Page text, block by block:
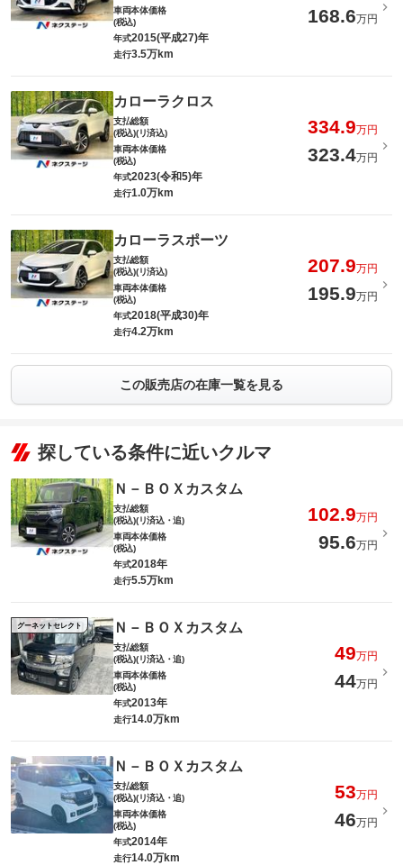
車両本体価格
(税込)
168.6万円
年式2015(平成27)年
走行3.5万km
カローラクロス
支払総額
(税込)(リ済込)
334.9万円
車両本体価格
(税込)
323.4万円
年式2023(令和5)年
走行1.0万km
カローラスポーツ
支払総額
(税込)(リ済込)
207.9万円
車両本体価格
(税込)
195.9万円
年式2018(平成30)年
走行4.2万km
この販売店の在庫一覧を見る
探している条件に近いクルマ
Ｎ－ＢＯＸカスタム
支払総額
(税込)(リ済込・追)
102.9万円
車両本体価格
(税込)
95.6万円
年式2018年
走行5.5万km
グーネットセレクト Ｎ－ＢＯＸカスタム
支払総額
(税込)(リ済込・追)
49万円
車両本体価格
(税込)
44万円
年式2013年
走行14.0万km
Ｎ－ＢＯＸカスタム
支払総額
(税込)(リ済込・追)
53万円
車両本体価格
(税込)
46万円
年式2014年
走行14.0万km